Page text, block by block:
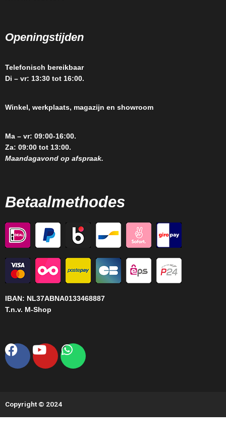
Openingstijden
Telefonisch bereikbaar
Di – vr: 13:30 tot 16:00.
Winkel, werkplaats, magazijn en showroom
Ma – vr: 09:00-16:00.
Za: 09:00 tot 13:00.
Maandagavond op afspraak.
Betaalmethodes
IBAN: NL37ABNA0133468887
T.n.v. M-Shop
Facebook
YoutubeWhatsapp
Copyright © 2024